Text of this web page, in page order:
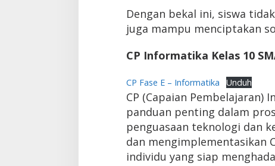
Dengan bekal ini, siswa
juga mampu menciptakan
CP Informatika Kelas 10
CP Fase E – Informatika Unduh
CP (Capaian Pembelajaran)
panduan penting dalam
penguasaan teknologi dan
dan mengimplementasikan
individu yang siap